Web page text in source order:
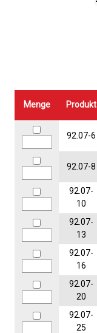
Menge Produkt
92.07-6
92.07-8
92.07-
10
92.07-
13
92.07-
16
92.07-
20
92.07-
25